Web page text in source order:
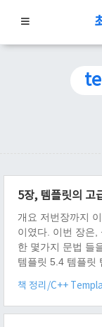
5장, 템플릿의 고
개요 저번장까지
이였다. 이번 장은,
한 몇가지 문법 들
템플릿 5.4 템플릿
엇이고, 어떤 용도
를 선언할 때 사용
책 정리/C++